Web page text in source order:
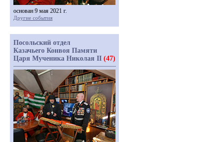
основан 9 мая 2021 г.
Другие события
Посольский отдел
Казачьего Конвоя Памяти
Царя Мученика Николая II (47)